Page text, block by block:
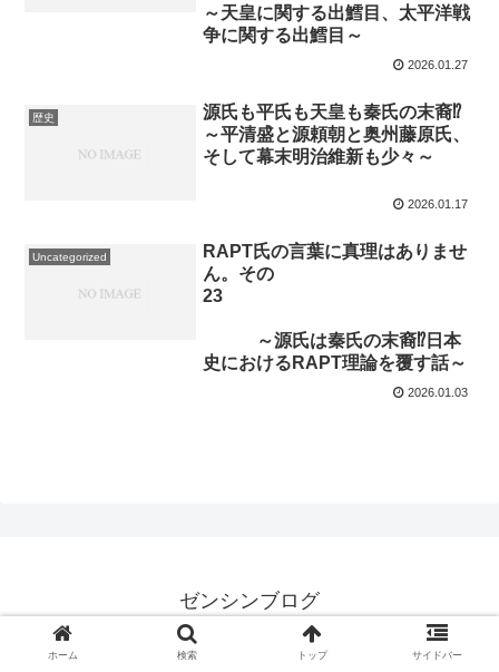
～天皇に関する出鱈目、太平洋戦
争に関する出鱈目～
2026.01.27
歴史
源氏も平氏も天皇も秦氏の末裔⁉
～平清盛と源頼朝と奥州藤原氏、
そして幕末明治維新も少々～
2026.01.17
Uncategorized
RAPT氏の言葉に真理はありませ
ん。その
23
～源氏は秦氏の末裔⁉日本
史におけるRAPT理論を覆す話～
2026.01.03
ゼンシンブログ
© 2023 ゼンシンブログ.
ホーム 検索 トップ サイドバー